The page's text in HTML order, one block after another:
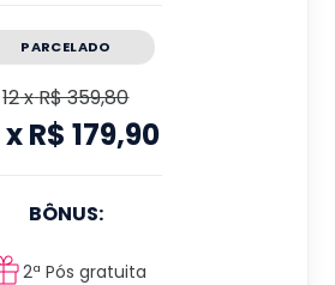
PARCELADO
12xR$ 359,80
xR$ 179,90
BÔNUS:
2ª Pós gratuita